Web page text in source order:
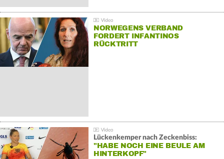
NORWEGENS VERBAND
FORDERT INFANTINOS
RÜCKTRITT
Lückenkemper nach Zeckenbiss:
"HABE NOCH EINE BEULE AM
HINTERKOPF"